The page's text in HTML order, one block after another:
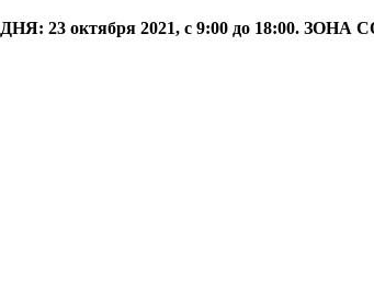
октября 2021, с 9:00 до 18:00. ЗОНА